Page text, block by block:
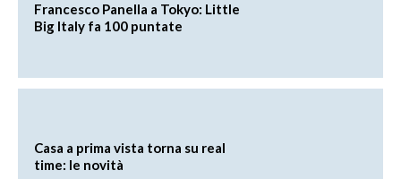
Francesco Panella a Tokyo: Little
Big Italy fa 100 puntate
Casa a prima vista torna su real
time: le novità